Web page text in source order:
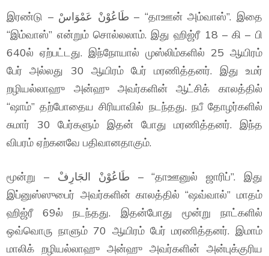
இரண்டு – طَاعُوْنْ عَمْوَاسْ – “தாஊன் அம்வாஸ்”. இதை
“இம்வாஸ்” என்றும் சொல்லலாம். இது ஹிஜ்ரீ 18 – கி – பி
640ல் ஏற்பட்டது. இந்நோயால் முஸ்லிம்களில் 25 ஆயிரம்
பேர் அல்லது 30 ஆயிரம் பேர் மரணித்தனர். இது உமர்
றழியல்லாஹு அன்ஹு அவர்களின் ஆட்சிக் காலத்தில்
“ஷாம்” தற்போதைய சிரியாவில் நடந்தது. நபீ தோழர்களில்
சுமார் 30 பேர்களும் இதன் போது மரணித்தனர். இந்த
விபரம் ஏற்கனவே பதிவானதாகும்.
மூன்று – طَاعُوْنْ الجَارِفْ – “தாஊனுல் ஜாரிப்”. இது
இப்னுஸ்ஸுபைர் அவர்களின் காலத்தில் “ஷவ்வால்” மாதம்
ஹிஜ்ரீ 69ல் நடந்தது. இதன்போது மூன்று நாட்களில்
ஒவ்வொரு நாளும் 70 ஆயிரம் பேர் மரணித்தனர். இமாம்
மாலிக் றழியல்லாஹு அன்ஹு அவர்களின் அன்புக்குரிய